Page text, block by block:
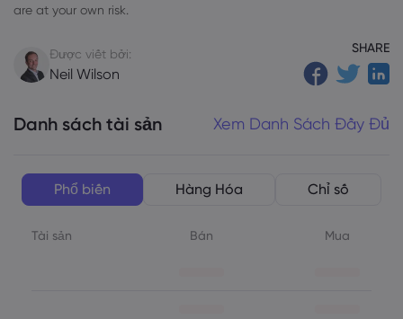
are at your own risk.
Được viết bởi:
Neil Wilson
SHARE
Danh sách tài sản Xem Danh Sách Đầy Đủ
Phổ biến Hàng Hóa Chỉ số
Tài sản Bán Mua